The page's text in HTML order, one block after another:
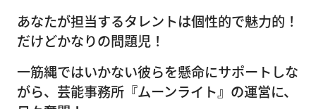
あなたが担当するタレントは個性的で魅力的！
だけどかなりの問題児！
一筋縄ではいかない彼らを懸命にサポートしな
がら、芸能事務所『ムーンライト』の運営に、